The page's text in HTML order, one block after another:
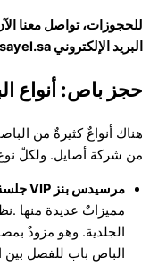
البريد الإلكتروني info@asayel.sa
حجز باص: أنواع
هناك أنواعٌ كثيرةٌ من
من شركة أصايل. ولكلّ
مرسيدس بنز VIP جلسة عربية:
مميزاتٌ عديدة منها
الجلدية. وهو مزودٌ